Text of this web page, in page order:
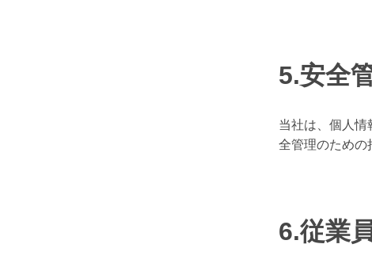
5.安全
当社は、個人
全管理のための
6.従業